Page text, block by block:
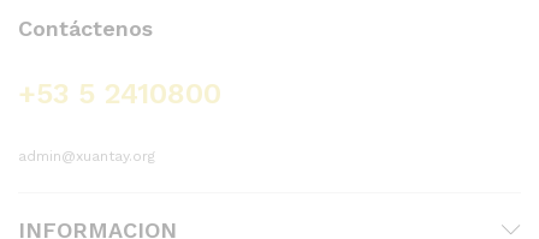
Contáctenos
+53 5 2410800
admin@xuantay.org
INFORMACION